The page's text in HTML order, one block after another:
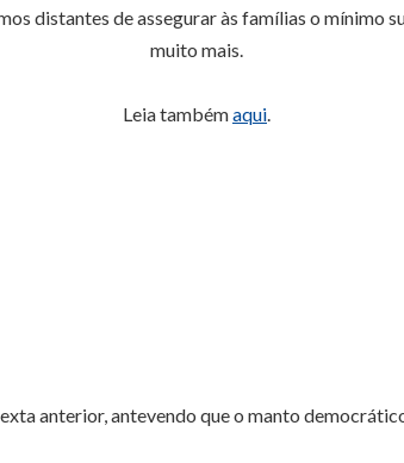
distantes de assegurar às famílias o
muito mais.
Leia tambémaqui.
anterior, antevendo que o manto